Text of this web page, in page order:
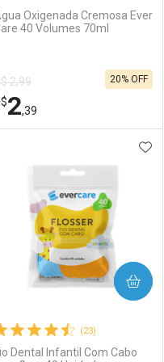
Comprar sem Desconto
Por R$ 3,67/cada
Comprar sem Desconto
Por R$ 3,67/cada
Oxigenada Cremosa Ever
40 Volumes 70ml
2,99
2,39
20% OFF
Laboratório
Por Menos
(23)
Dental Infantil Com Cabo
COMPRAR